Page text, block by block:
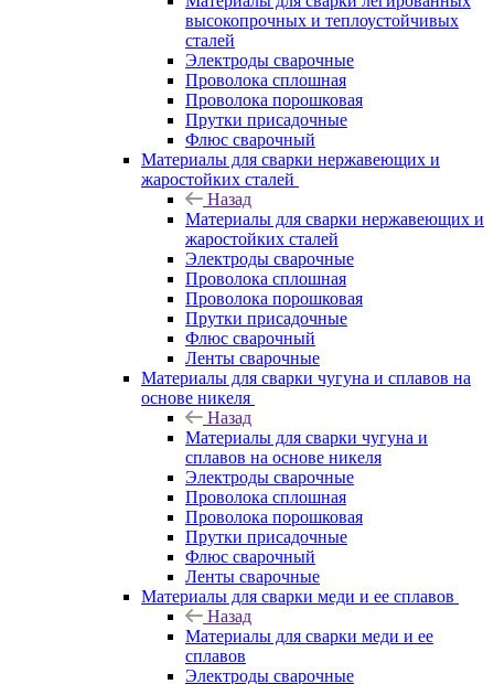
высокопрочных и теплоустойчивых
сталей
Электроды сварочные
Проволока сплошная
Проволока порошковая
Прутки присадочные
Флюс сварочный
Материалы для сварки нержавеющих и
жаростойких сталей
Назад
Материалы для сварки нержавеющих и
жаростойких сталей
Электроды сварочные
Проволока сплошная
Проволока порошковая
Прутки присадочные
Флюс сварочный
Ленты сварочные
Материалы для сварки чугуна и сплавов на
основе никеля
Назад
Материалы для сварки чугуна и
сплавов на основе никеля
Электроды сварочные
Проволока сплошная
Проволока порошковая
Прутки присадочные
Флюс сварочный
Ленты сварочные
Материалы для сварки меди и ее сплавов
Назад
Материалы для сварки меди и ее
сплавов
Электроды сварочные